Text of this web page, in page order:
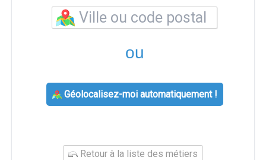
ou
Géolocalisez-moi automatiquement !
Retour à la liste des métiers